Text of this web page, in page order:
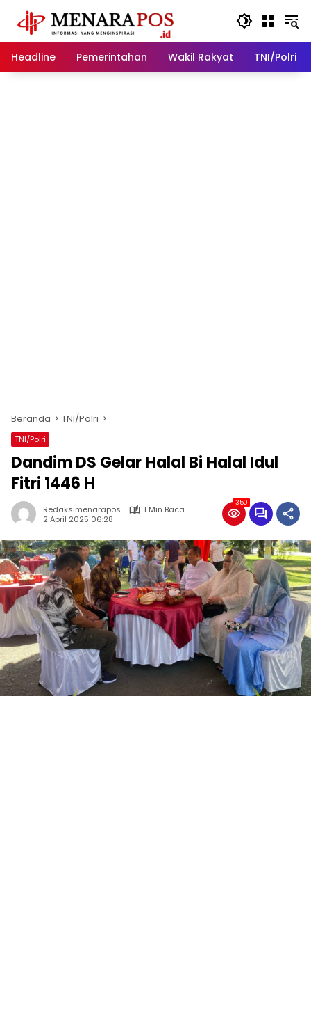
konten
Headline
Pemerintahan Wakil Rakyat TNI/Polri
Beranda TNI/Polri
TNI/Polri
Dandim DS Gelar Halal Bi Halal Idul
Fitri 1446 H
Redaksimenarapos
1 Min Baca
2 April 2025 06:28
350